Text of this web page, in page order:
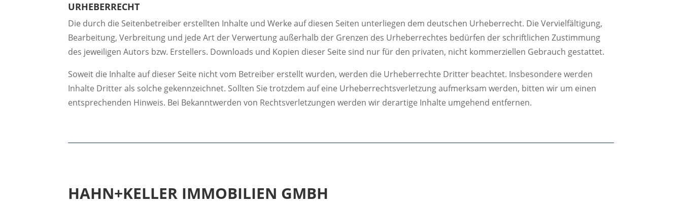
​URHEBERRECHT
Die durch die Seitenbetreiber erstellten Inhalte und Werke auf diesen Seiten unterliegen dem deutschen Urheberrecht. Die Vervielfältigung,
Bearbeitung, Verbreitung und jede Art der Verwertung außerhalb der Grenzen des Urheberrechtes bedürfen der schriftlichen Zustimmung
des jeweiligen Autors bzw. Erstellers. Downloads und Kopien dieser Seite sind nur für den privaten, nicht kommerziellen Gebrauch gestattet.
Soweit die Inhalte auf dieser Seite nicht vom Betreiber erstellt wurden, werden die Urheberrechte Dritter beachtet. Insbesondere werden
Inhalte Dritter als solche gekennzeichnet. Sollten Sie trotzdem auf eine Urheberrechtsverletzung aufmerksam werden, bitten wir um einen
entsprechenden Hinweis. Bei Bekanntwerden von Rechtsverletzungen werden wir derartige Inhalte umgehend entfernen.
HAHN+KELLER IMMOBILIEN GMBH